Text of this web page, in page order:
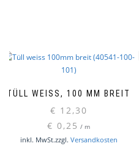
TÜLL WEISS, 100 MM BREIT
€ 12,30
€ 0,25 / m
inkl. MwSt.zzgl. Versandkosten